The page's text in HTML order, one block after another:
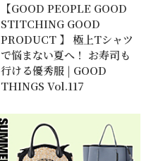
【GOOD PEOPLE GOOD
STITCHING GOOD
PRODUCT 】 極上Tシャツ
で悩まない夏へ！ お寿司も
行ける優秀服 | GOOD
THINGS Vol.117